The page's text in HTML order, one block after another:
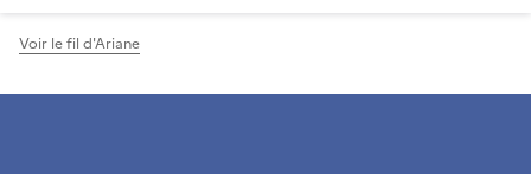
Voir le fil d'Ariane